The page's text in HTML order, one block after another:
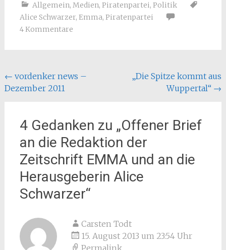
Allgemein, Medien, Piratenpartei, Politik
Alice Schwarzer, Emma, Piratenpartei
4 Kommentare
Beitragsnavigation
← vordenker news –
Dezember 2011
„Die Spitze kommt aus
Wuppertal“ →
4 Gedanken zu „Offener Brief
an die Redaktion der
Zeitschrift EMMA und an die
Herausgeberin Alice
Schwarzer“
Carsten Todt
15. August 2013 um 23:54 Uhr
Permalink